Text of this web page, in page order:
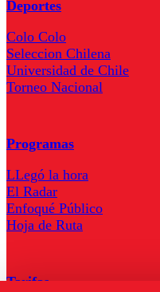
Deportes
Colo Colo
Seleccion Chilena
Universidad de Chile
Torneo Nacional
Programas
LLegó la hora
El Radar
Enfoqué Público
Hoja de Ruta
Tarifas